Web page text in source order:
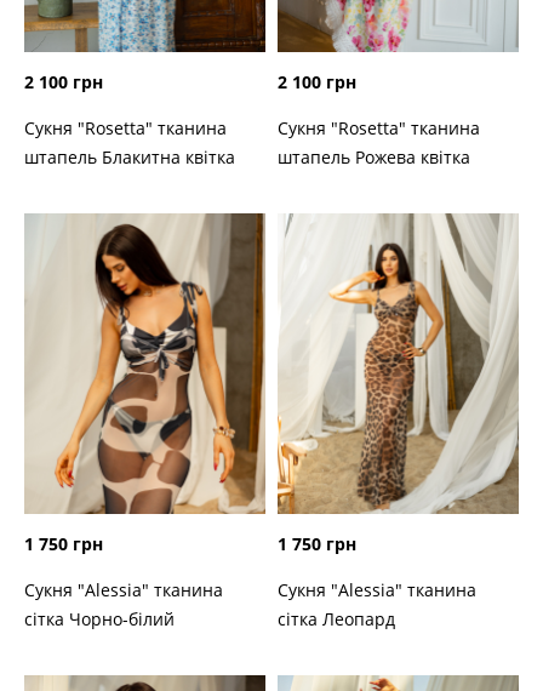
2 100 грн
Сукня "Rosetta" тканина
штапель Блакитна квітка
2 100 грн
Сукня "Rosetta" тканина
штапель Рожева квітка
1 750 грн
Сукня "Alessia" тканина
сітка Чорно-білий
1 750 грн
Сукня "Alessia" тканина
сітка Леопард